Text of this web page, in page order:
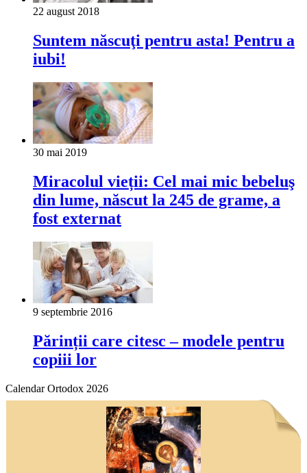
22 august 2018
Suntem născuţi pentru asta! Pentru a
iubi!
30 mai 2019
Miracolul vieții: Cel mai mic bebeluş
din lume, născut la 245 de grame, a
fost externat
9 septembrie 2016
Părinții care citesc – modele pentru
copiii lor
Calendar Ortodox 2026